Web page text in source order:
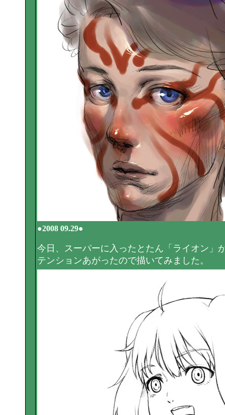
●2008 09.29●
今日、スーパーに入ったとたん「ライオン」
テンションあがったので描いてみました。